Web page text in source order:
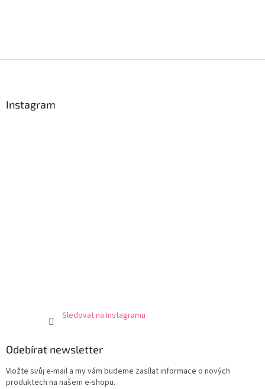
Instagram
Sledovat na Instagramu
Odebírat newsletter
Vložte svůj e-mail a my vám budeme zasílat informace o nových
produktech na našem e-shopu.